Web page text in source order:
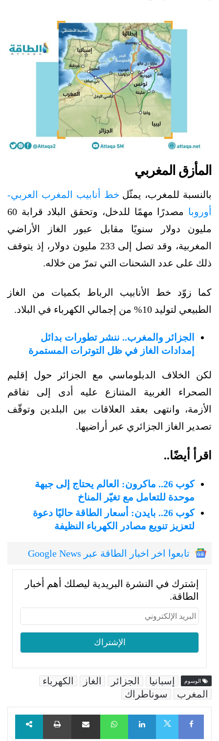
المأزق المغربي
بالنسبة للمغرب، يمثّل خط أنابيب المغرب العربي-
أوروبا
مصدرًا مهمًا للدخل، وتحقق البلاد قرابة 60
مليون دولار سنويًا مقابل عبور الغاز الأراضي
المغربية، وقد تصل إلى 233 مليون دولار، إذ يتوقف
ذلك على عدد الشحنات التي تمرّ من خلاله.
كما زوّد خط الأنابيب الرباط بكميات من الغاز
الطبيعي لتوليد 10% من إجمالي الكهرباء في البلاد.
الجزائر والمغرب.. ننشر تطورات بدائل
إمدادات الغاز في ظل التوترات المستمرة
لكن الخلاف الدبلوماسي مع الجزائر حول إقليم
الصحراء الغربية المتنازع عليه أدى إلى تفاقم
الأزمة، وانتهى بعقد العلاقات بين البلدين وتوقّف
تصدير الغاز الجزائري عبر أراضيها.
اقرأ أيضًا..
كوب 26.. ماكرون: العالم يحتاج إلى جبهة
موحدة للتعامل مع تغيّر المناخ
كوب 26.. بايدن: أسعار الطاقة حاليًا دعوة
لتعزيز تنويع مصادر الكهرباء النظيفة
تابعوا اخر اخبار الطاقة عبر Google News
إشترك في النشرة البريدية ليصلك أهم أخبار
الطاقة.
الوسوم إسبانيا الجزائر الغاز
الكهرباء
المغرب
سوناطراك
Facebook
LinkedIn
WhatsAppمشاركة عبر البريد طباعة